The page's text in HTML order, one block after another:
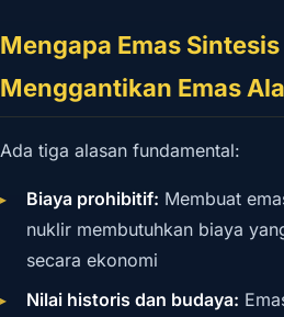
Mengapa Emas
Menggantikan Emas
Ada tiga alasan fundamental:
Biaya prohibitif: Membuat
nuklir membutuhkan biaya
secara ekonomi
Nilai historis dan budaya: